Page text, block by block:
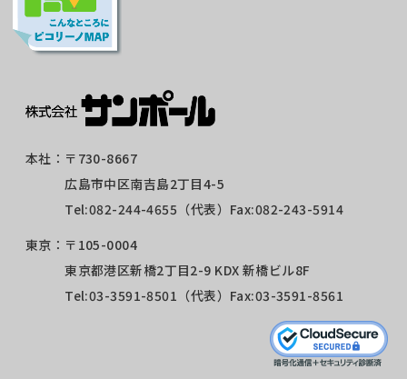
本社： 〒730-8667
広島市中区南吉島2丁目4-5
Tel:082-244-4655 （代表）Fax:082-243-5914
東京： 〒105-0004
東京都港区新橋2丁目2-9 KDX 新橋ビル8F
Tel:03-3591-8501 （代表）Fax:03-3591-8561